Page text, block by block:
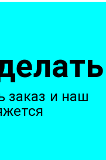
заказ и наш